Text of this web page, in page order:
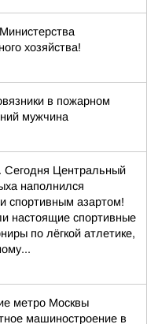
хозяйства!
в пожарном
мужчина
Центральный
наполнился
спортивным азартом!
настоящие спортивные
по лёгкой атлетике,
метро Москвы
машиностроение в